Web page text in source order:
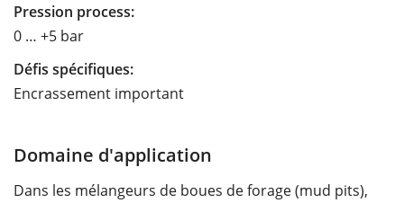
Pression process:
0 … +5 bar
Défis spécifiques:
Encrassement important
Domaine d'application
Dans les mélangeurs de boues de forage (mud pits),